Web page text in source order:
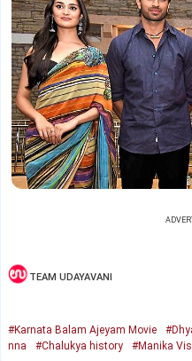
TEAM UDAYAVANI
#Karnata Balam Ajeyam Movie
nna
#Chalukya history #Manika